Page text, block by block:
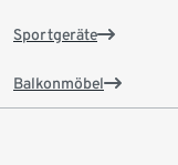
Sportgeräte
Balkonmöbel